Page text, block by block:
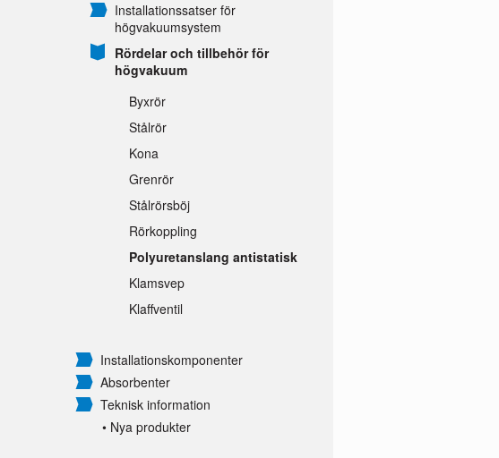
Installationssatser för
högvakuumsystem
Rördelar och tillbehör för
högvakuum
Byxrör
Stålrör
Kona
Grenrör
Stålrörsböj
Rörkoppling
Polyuretanslang antistatisk
Klamsvep
Klaffventil
Installationskomponenter
Absorbenter
Teknisk information
• Nya produkter